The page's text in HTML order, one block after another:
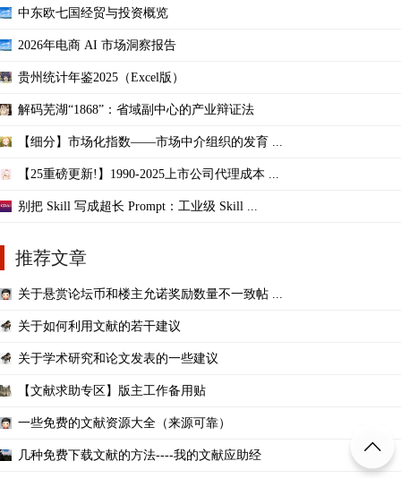
中东欧七国经贸与投资概览
2026年电商 AI 市场洞察报告
贵州统计年鉴2025（Excel版）
解码芜湖“1868”：省域副中心的产业辩证法
【细分】市场化指数——市场中介组织的发育 ...
【25重磅更新!】1990-2025上市公司代理成本 ...
别把 Skill 写成超长 Prompt：工业级 Skill ...
推荐文章
关于悬赏论坛币和楼主允诺奖励数量不一致帖 ...
关于如何利用文献的若干建议
关于学术研究和论文发表的一些建议
【文献求助专区】版主工作备用贴
一些免费的文献资源大全（来源可靠）
几种免费下载文献的方法----我的文献应助经